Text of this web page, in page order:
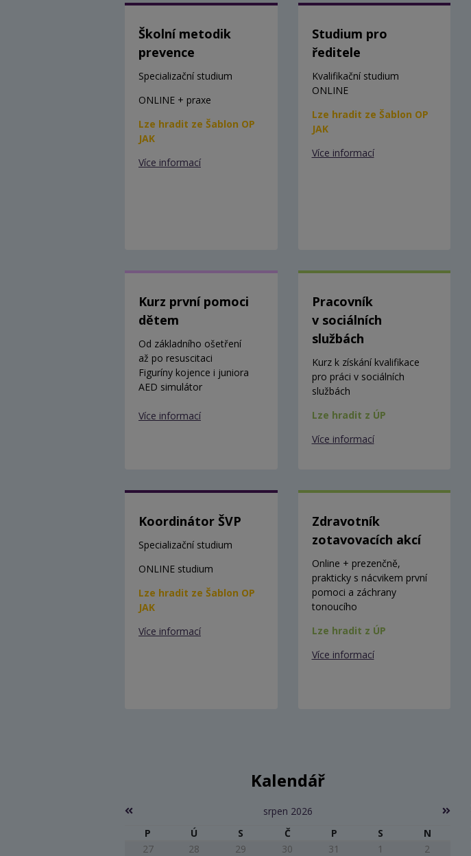
Školní metodik
prevence
Specializační studium
ONLINE + praxe
Lze hradit ze Šablon OP
JAK
Více informací
Studium pro
ředitele
Kvalifikační studium
ONLINE
Lze hradit ze Šablon OP
JAK
Více informací
Kurz první pomoci
dětem
Od základního ošetření
až po resuscitaci
Figuríny kojence i juniora
AED simulátor
Více informací
Pracovník
v sociálních
službách
Kurz k získání kvalifikace
pro práci v sociálních
službách
Lze hradit z ÚP
Více informací
Koordinátor ŠVP
Specializační studium
ONLINE studium
Lze hradit ze Šablon OP
JAK
Více informací
Zdravotník
zotavovacích akcí
Online + prezenčně,
prakticky s nácvikem první
pomoci a záchrany
tonoucího
Lze hradit z ÚP
Více informací
Kalendář
srpen 2026
P
Ú S Č P S
N
27
28 29 30 31 1
2